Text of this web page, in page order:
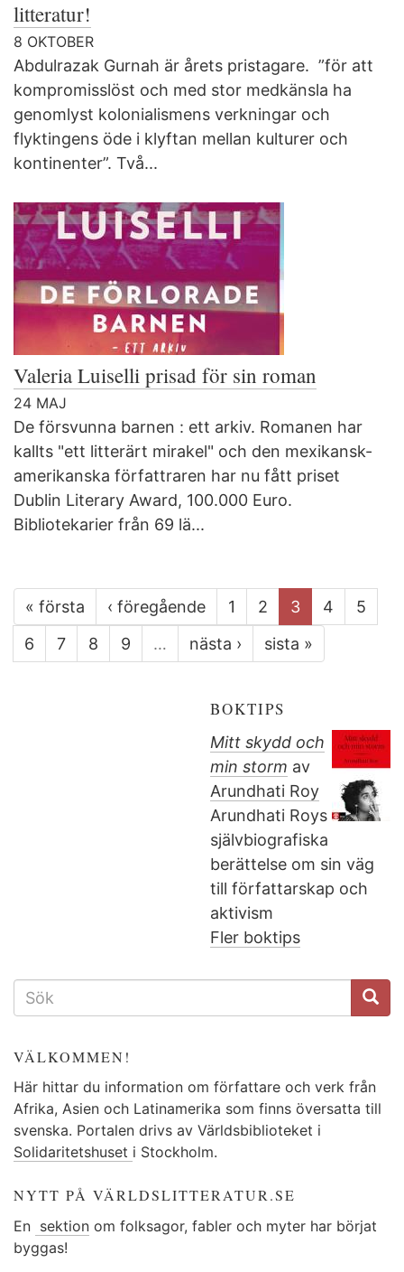
litteratur!
8 OKTOBER
Abdulrazak Gurnah är årets pristagare. ”för att
kompromisslöst och med stor medkänsla ha
genomlyst kolonialismens verkningar och
flyktingens öde i klyftan mellan kulturer och
kontinenter”. Två...
Valeria Luiselli prisad för sin roman
24 MAJ
De försvunna barnen : ett arkiv. Romanen har
kallts "ett litterärt mirakel" och den mexikansk-
amerikanska författraren har nu fått priset
Dublin Literary Award, 100.000 Euro.
Bibliotekarier från 69 lä...
« första ‹ föregående 1 2 3 4
5
6
7 8 9 … nästa › sista »
BOKTIPS
Mitt skydd och
min storm av
Arundhati Roy
Arundhati Roys
självbiografiska
berättelse om sin väg
till författarskap och
aktivism
Fler boktips
SÖKFORMULÄR
VÄLKOMMEN!
Här hittar du information om författare och verk från
Afrika, Asien och Latinamerika som finns översatta till
svenska. Portalen drivs av Världsbiblioteket i
Solidaritetshuset i Stockholm.
NYTT PÅ VÄRLDSLITTERATUR.SE
En sektion om folksagor, fabler och myter har börjat
byggas!